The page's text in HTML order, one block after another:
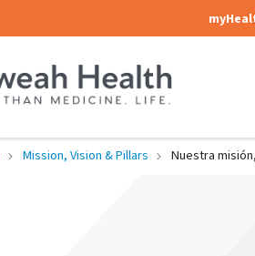
Mission, Vision & Pillars Nuestra